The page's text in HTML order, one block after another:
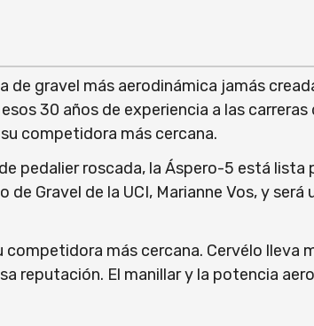
gravel más aerodinámica jamás
30 años de experiencia a las carreras
competidora más cercana.
pedalier roscada, la Áspero-5 está lista
Gravel de la UCI, Marianne Vos, y
más cercana. Cervélo lleva
reputación. El manillar y la potencia